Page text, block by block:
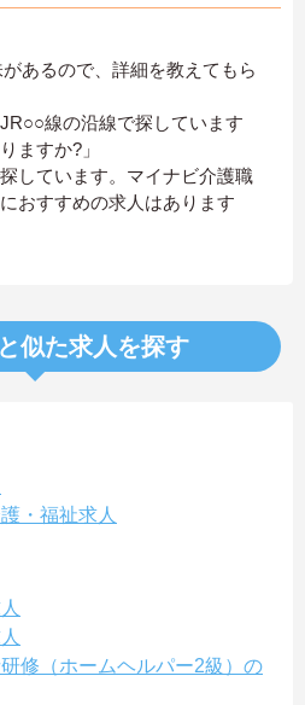
があるので、詳細を教えてもら
線の沿線で探しています
ますか?」
しています。マイナビ介護職
おすすめの求人はあります
似た求人を探す
・福祉求人
修（ホームヘルパー2級）の